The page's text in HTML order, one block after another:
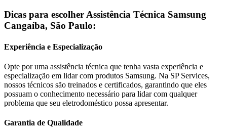
Dicas para escolher Assistência Técnica Samsung
Cangaíba, São Paulo:
Experiência e Especialização
Opte por uma assistência técnica que tenha vasta experiência e
especialização em lidar com produtos Samsung. Na SP Services,
nossos técnicos são treinados e certificados, garantindo que eles
possuam o conhecimento necessário para lidar com qualquer
problema que seu eletrodoméstico possa apresentar.
Garantia de Qualidade